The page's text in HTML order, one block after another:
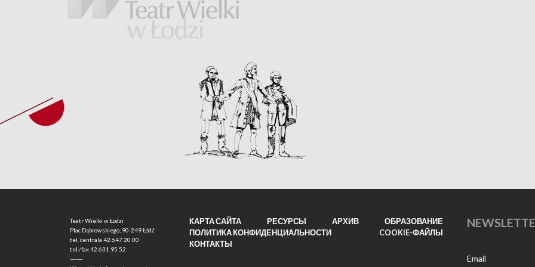
Teatr Wielki w Łodzi
Plac Dąbrowskiego, 90-249 Łódź
tel. centrala 42 647 20 00
tel./fax42 631 95 52
-------
КАРТА САЙТА РЕСУРСЫ АРХИВ
ОБРАЗОВАНИЕ
ПОЛИТИКА КОНФИДЕНЦИАЛЬНОСТИ
COOKIE-ФАЙЛЫ
КОНТАКТЫ
Email